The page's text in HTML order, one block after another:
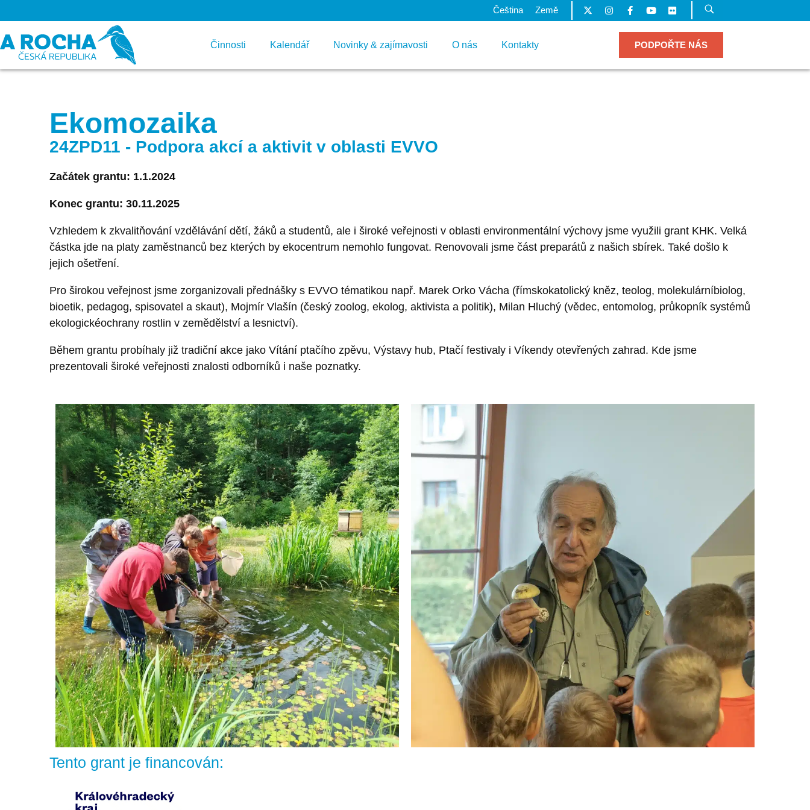
Čeština Země
Činnosti Kalendář Novinky & zajímavosti O nás Kontakty PODPOŘTE NÁS
Ekomozaika
24ZPD11 - Podpora akcí a aktivit v oblasti EVVO​
Začátek grantu: 1.1.2024
Konec grantu: 30.11.2025
Vzhledem k zkvalitňování vzdělávání dětí, žáků a studentů, ale i široké veřejnosti v oblasti environmentální výchovy jsme využili grant KHK. Velká
částka jde na platy zaměstnanců bez kterých by ekocentrum nemohlo fungovat. Renovovali jsme část preparátů z našich sbírek. Také došlo k
jejich ošetření.
Pro širokou veřejnost jsme zorganizovali přednášky s EVVO tématikou např. Marek Orko Vácha (římskokatolický kněz, teolog, molekulárníbiolog,
bioetik, pedagog, spisovatel a skaut), Mojmír Vlašín (český zoolog, ekolog, aktivista a politik), Milan Hluchý (vědec, entomolog, průkopník systémů
ekologickéochrany rostlin v zemědělství a lesnictví).
Během grantu probíhaly již tradiční akce jako Vítání ptačího zpěvu, Výstavy hub, Ptačí festivaly i Víkendy otevřených zahrad. Kde jsme
prezentovali široké veřejnosti znalosti odborníků i naše poznatky.
Tento grant je financován: